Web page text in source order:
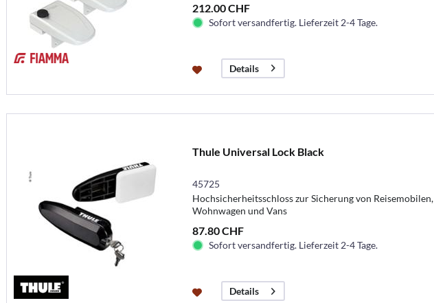
212.00 CHF
Sofort versandfertig. Lieferzeit 2-4 Tage.
Details
Thule Universal Lock Black
45725
Hochsicherheitsschloss zur Sicherung von Reisemobilen,
Wohnwagen und Vans
87.80 CHF
Sofort versandfertig. Lieferzeit 2-4 Tage.
Details